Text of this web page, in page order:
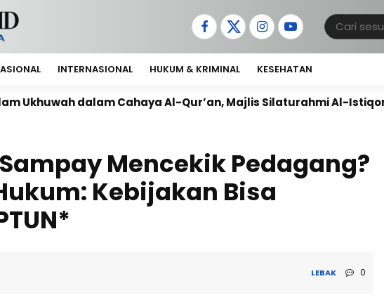
INTERNASIONAL HUKUM & KRIMINAL KESEHATAN
Al-Qur’an, Majlis Silaturahmi Al-Istiqomah Bersiap Deklarasi
Mencekik Pedagang?
Kebijakan Bisa
LEBAK 0